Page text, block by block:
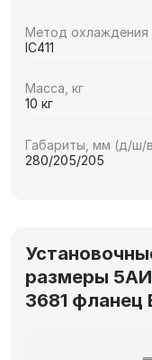
Метод охлаждения
IC411
Масса, кг
10 кг
Габариты, мм (д/ш/
280/205/205
размеры
3681 фланец